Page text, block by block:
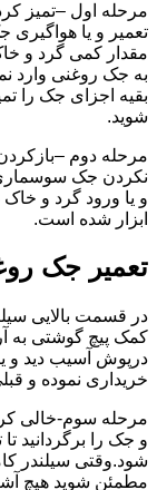
مرحله اول –تمیز
تعمیر و یا
مقدار کمی گرد و
به جک روغنی وارد
بقیه اجزای جک را
شوید.
مرحله دوم
نکردن جک
و یا ورود گرد و
ابزار شده است.
تعمیر جک
در قسمت بالایی
کمک پیچ گوشتی به
درپوش آسیب دید و
خریداری نموده و
مرحله سوم-خالی
و جک را برگردانید
شود.وقتی سیلندر
مطمئن شوید هیچ